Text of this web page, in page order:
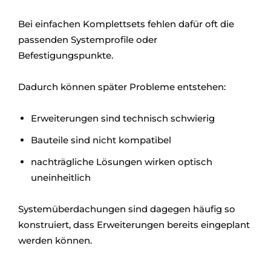
Bei einfachen Komplettsets fehlen dafür oft die
passenden Systemprofile oder
Befestigungspunkte.
Dadurch können später Probleme entstehen:
Erweiterungen sind technisch schwierig
Bauteile sind nicht kompatibel
nachträgliche Lösungen wirken optisch
uneinheitlich
Systemüberdachungen sind dagegen häufig so
konstruiert, dass Erweiterungen bereits eingeplant
werden können.